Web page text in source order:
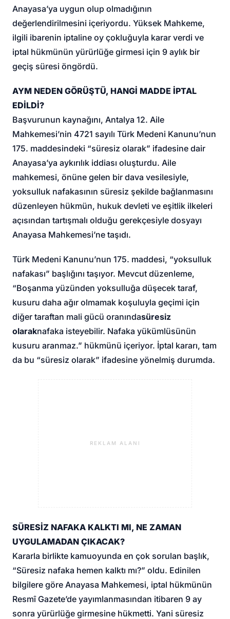
Anayasa’ya uygun olup olmadığının
değerlendirilmesini içeriyordu. Yüksek Mahkeme,
ilgili ibarenin iptaline oy çokluğuyla karar verdi ve
iptal hükmünün yürürlüğe girmesi için 9 aylık bir
geçiş süresi öngördü.
AYM NEDEN GÖRÜŞTÜ, HANGİ MADDE İPTAL
EDİLDİ?
Başvurunun kaynağını, Antalya 12. Aile
Mahkemesi’nin 4721 sayılı Türk Medeni Kanunu’nun
175. maddesindeki “süresiz olarak” ifadesine dair
Anayasa’ya aykırılık iddiası oluşturdu. Aile
mahkemesi, önüne gelen bir dava vesilesiyle,
yoksulluk nafakasının süresiz şekilde bağlanmasını
düzenleyen hükmün, hukuk devleti ve eşitlik ilkeleri
açısından tartışmalı olduğu gerekçesiyle dosyayı
Anayasa Mahkemesi’ne taşıdı.
Türk Medeni Kanunu’nun 175. maddesi, “yoksulluk
nafakası” başlığını taşıyor. Mevcut düzenleme,
“Boşanma yüzünden yoksulluğa düşecek taraf,
kusuru daha ağır olmamak koşuluyla geçimi için
diğer taraftan mali gücü oranındasüresiz
olaraknafaka isteyebilir. Nafaka yükümlüsünün
kusuru aranmaz.” hükmünü içeriyor. İptal kararı, tam
da bu “süresiz olarak” ifadesine yönelmiş durumda.
REKLAM ALANI
SÜRESİZ NAFAKA KALKTI MI, NE ZAMAN
UYGULAMADAN ÇIKACAK?
Kararla birlikte kamuoyunda en çok sorulan başlık,
“Süresiz nafaka hemen kalktı mı?” oldu. Edinilen
bilgilere göre Anayasa Mahkemesi, iptal hükmünün
Resmî Gazete’de yayımlanmasından itibaren 9 ay
sonra yürürlüğe girmesine hükmetti. Yani süresiz